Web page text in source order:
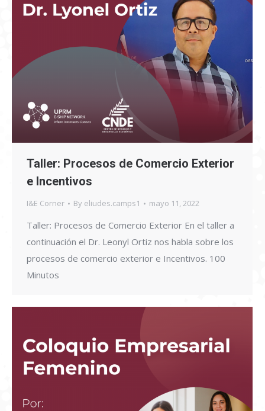
Taller: Procesos de Comercio Exterior
e Incentivos
I&E Corner By eliudes.camps1 mayo 11, 2022
Taller: Procesos de Comercio Exterior En el taller a
continuación el Dr. Leonyl Ortiz nos habla sobre los
procesos de comercio exterior e Incentivos. 100
Minutos